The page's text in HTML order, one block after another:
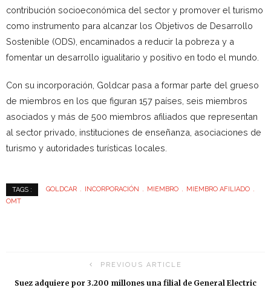
contribución socioeconómica del sector y promover el turismo
como instrumento para alcanzar los Objetivos de Desarrollo
Sostenible (ODS), encaminados a reducir la pobreza y a
fomentar un desarrollo igualitario y positivo en todo el mundo.
Con su incorporación, Goldcar pasa a formar parte del grueso
de miembros en los que figuran 157 países, seis miembros
asociados y más de 500 miembros afiliados que representan
al sector privado, instituciones de enseñanza, asociaciones de
turismo y autoridades turísticas locales.
TAGS : GOLDCAR INCORPORACIÓN MIEMBRO
MIEMBRO AFILIADO
OMT
PREVIOUS ARTICLE
Suez adquiere por 3.200 millones una filial de General Electric